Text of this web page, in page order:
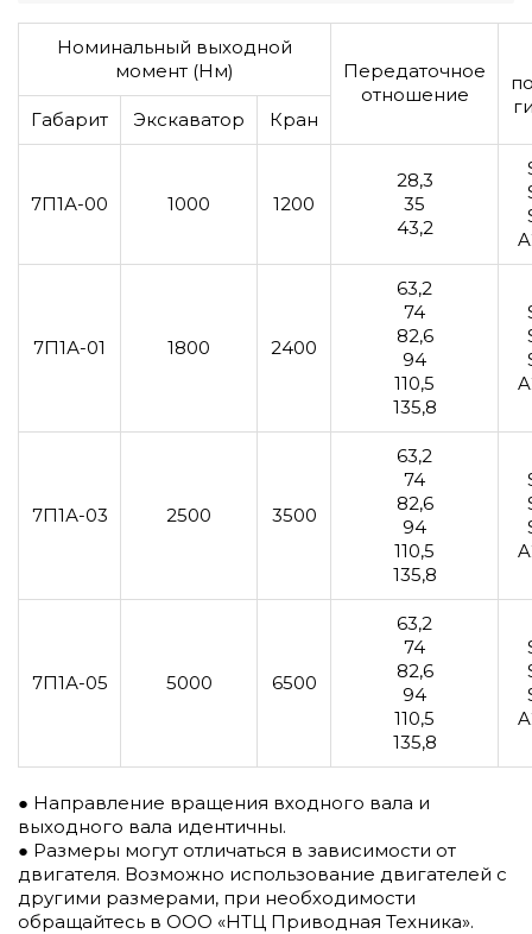
Номинальный выходной
момент (Нм)
Передаточное
отношение
Габарит Экскаватор Кран
7П1А-00 1000 1200
28,3
35
43,2
7П1А-01 1800 2400
63,2
74
82,6
94
110,5
135,8
7П1А-03 2500 3500
63,2
74
82,6
94
110,5
135,8
7П1А-05 5000 6500
63,2
74
82,6
94
110,5
135,8
● Направление вращения входного вала и
выходного вала идентичны.
● Размеры могут отличаться в зависимости от
двигателя. Возможно использование двигателей с
другими размерами, при необходимости
обращайтесь в ООО «НТЦ Приводная Техника».